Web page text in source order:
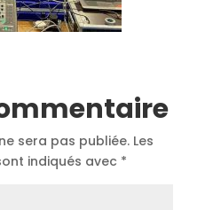
sera pas publiée. Les
indiqués avec *